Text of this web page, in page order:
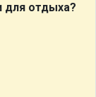
для отдыха?